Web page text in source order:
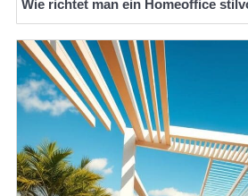
Wie richtet man ein Homeoffice